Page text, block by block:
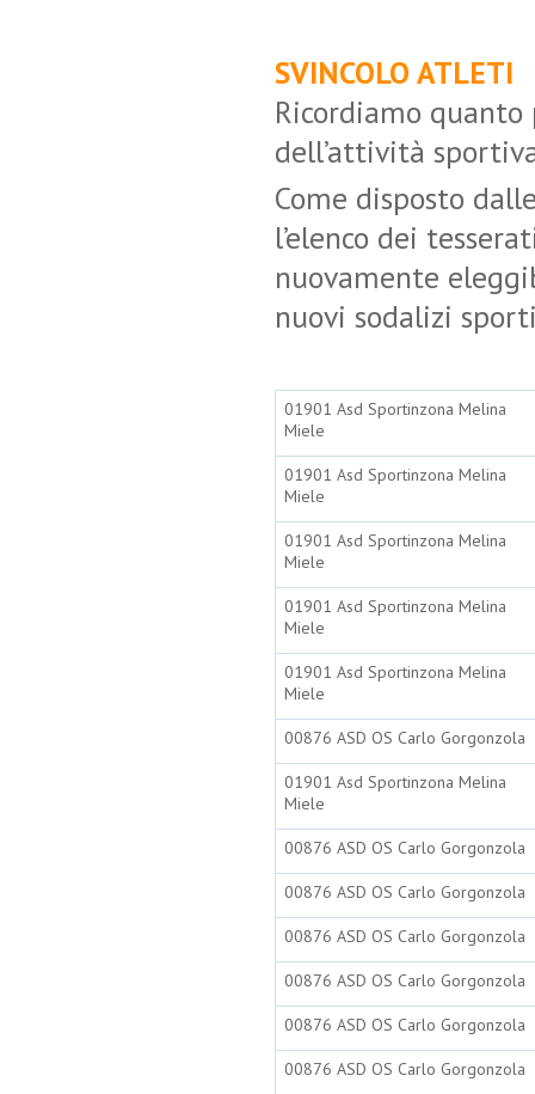
SVINCOLO ATLETI
Ricordiamo
dell’attività
Come disposto
l’elenco dei
nuovamente
nuovi sodalizi
01901 Asd Sportinzona Melina
Miele
01901 Asd Sportinzona Melina
Miele
01901 Asd Sportinzona Melina
Miele
01901 Asd Sportinzona Melina
Miele
01901 Asd Sportinzona Melina
Miele
00876 ASD OS Carlo Gorgonzola
01901 Asd Sportinzona Melina
Miele
00876 ASD OS Carlo Gorgonzola
00876 ASD OS Carlo Gorgonzola
00876 ASD OS Carlo Gorgonzola
00876 ASD OS Carlo Gorgonzola
00876 ASD OS Carlo Gorgonzola
00876 ASD OS Carlo Gorgonzola